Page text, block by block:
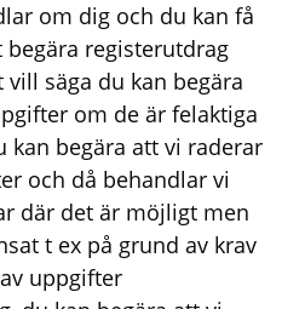
om dig och du kan få
registerutdrag
säga du kan begära
om de är felaktiga
kan begära att vi raderar
och då behandlar vi
där det är möjligt men
t ex på grund av krav
uppgifter